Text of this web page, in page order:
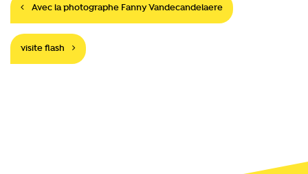
Navigation
Avec la photographe Fanny Vandecandelaere
visite flash